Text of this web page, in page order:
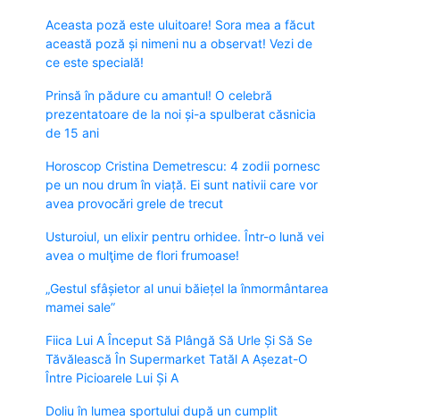
Aceasta poză este uluitoare! Sora mea a făcut
această poză și nimeni nu a observat! Vezi de
ce este specială!
Prinsă în pădure cu amantul! O celebră
prezentatoare de la noi și-a spulberat căsnicia
de 15 ani
Horoscop Cristina Demetrescu: 4 zodii pornesc
pe un nou drum în viață. Ei sunt nativii care vor
avea provocări grele de trecut
Usturoiul, un elixir pentru orhidee. Într-o lună vei
avea o mulţime de flori frumoase!
„Gestul sfâșietor al unui băiețel la înmormântarea
mamei sale”
Fiica Lui A Început Să Plângă Să Urle Și Să Se
Tăvălească În Supermarket Tatăl A Așezat-O
Între Picioarele Lui Și A
Doliu în lumea sportului după un cumplit